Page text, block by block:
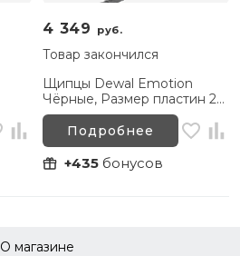
4 349 руб.
Товар закончился
Щипцы Dewal Emotion
Чёрные, Размер пластин 25-
90 мм
Подробнее
+435 бонусов
О магазине